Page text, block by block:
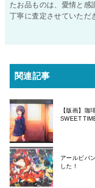
たお品ものは、愛情と感
丁寧に査定させていただ
関連記事
【版画】珈
SWEET
アールビバ
した！